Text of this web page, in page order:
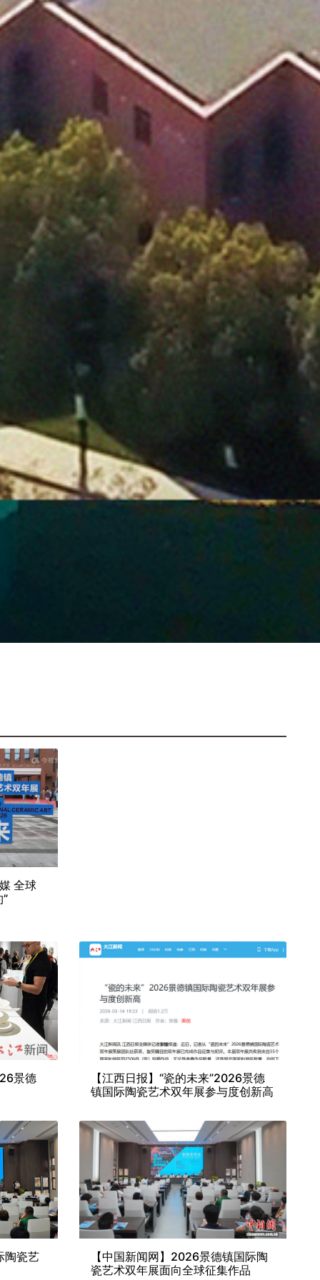
全球
景德
【江西日报】“瓷的未来”2026景德
镇国际陶瓷艺术双年展参与度创新高
陶瓷艺
【中国新闻网】2026景德镇国际陶
瓷艺术双年展面向全球征集作品